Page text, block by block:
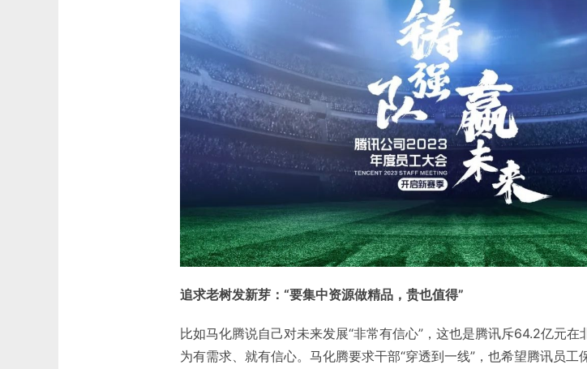
追求老树发新芽：“要集中资源做精品，贵也值得”
比如马化腾说自己对未来发展“非常有信心”，这也是腾讯斥64.2亿元在
为有需求、就有信心。马化腾要求干部“穿透到一线”，也希望腾讯员工